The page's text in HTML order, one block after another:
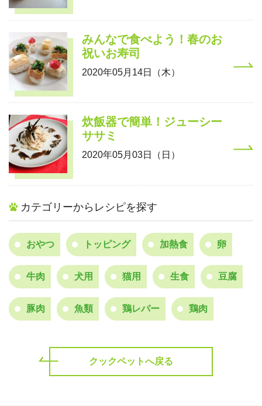
みんなで食べよう！春のお
祝いお寿司
2020年05月14日（木）
炊飯器で簡単！ジューシー
ササミ
2020年05月03日（日）
カテゴリーからレシピを探す
おやつ トッピング 加熱食 卵
牛肉 犬用 猫用 生食 豆腐
豚肉 魚類 鶏レバー 鶏肉
クックペットへ戻る